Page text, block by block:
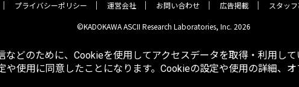
プライバシーポリシー 運営会社 お問い合わせ 広告掲載 スタッ
©KADOKAWA ASCII Research Laboratories, Inc. 2026
どのために、Cookieを使用してアクセスデータを取得・利用して
や使用に同意したことになります。Cookieの設定や使用の詳細、